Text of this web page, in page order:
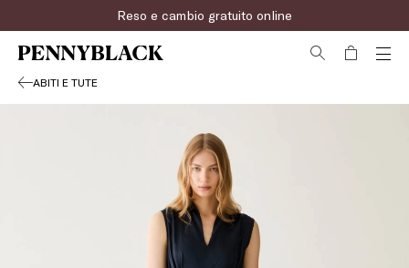
Reso e cambio gratuito online
ABITI E TUTE